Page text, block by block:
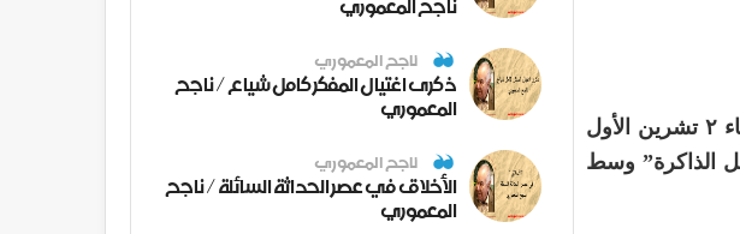
أقام الاتحاد العام للأدباء والكتاب في العراق بالتعاون مع مؤسسة الشهداء، اليوم الأربعاء ٢ تشرين الأول
الذاكرة” وسط
ناجح المعموري
ناجح المعموري
ذكرى اغتيال المفكر كامل شياع / ناجح
المعموري
ناجح المعموري
الأخلاق في عصر الحداثة السائلة / ناجح
المعموري